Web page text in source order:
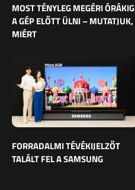
MOST TÉNYLEG MEGÉRI ÓRÁKIG
A GÉP ELŐTT ÜLNI – MUTATJUK,
MIÉRT
FORRADALMI TÉVÉKIJELZŐT
TALÁLT FEL A SAMSUNG